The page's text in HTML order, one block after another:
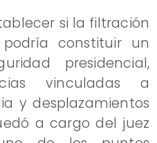
si la filtración
constituir un
presidencial,
vinculadas a
y desplazamientos
a cargo del juez